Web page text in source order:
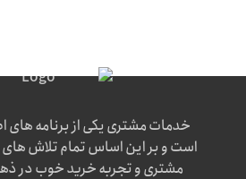
خدمات مشتری یکی از برنامه های
است و بر این اساس تمام تلاش های
مشتری و تجربه خرید خوب در